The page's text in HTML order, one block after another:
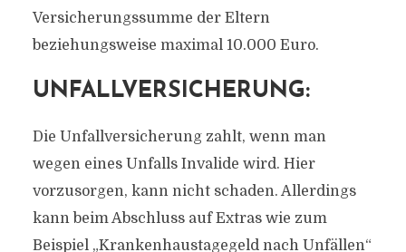
Versicherungssumme der Eltern
beziehungsweise maximal 10.000 Euro.
UNFALLVERSICHERUNG:
Die Unfallversicherung zahlt, wenn man
wegen eines Unfalls Invalide wird. Hier
vorzusorgen, kann nicht schaden. Allerdings
kann beim Abschluss auf Extras wie zum
Beispiel „Krankenhaustagegeld nach Unfällen“